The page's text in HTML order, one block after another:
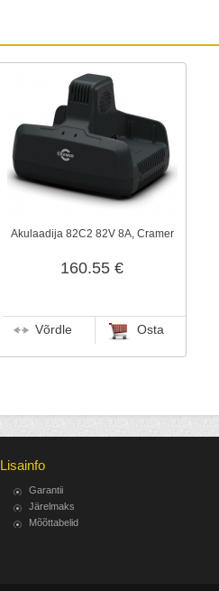
Akulaadija 82C2 82V 8A, Cramer
160.55 €
Võrdle Osta
Lisainfo
Garantii
Järelmaks
Mõõttabelid